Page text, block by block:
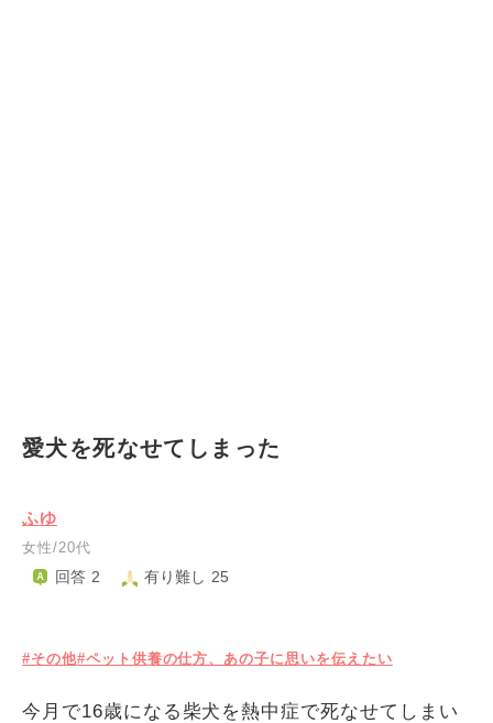
愛犬を死なせてしまった
ふゆ
女性/20代
回答 2 有り難し 25
#その他#ペット供養の仕方、あの子に思いを伝えたい
今月で16歳になる柴犬を熱中症で死なせてしまい